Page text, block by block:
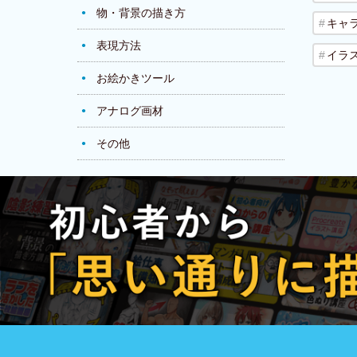
物・背景の描き方
表現方法
お絵かきツール
アナログ画材
その他
キャ
イラ